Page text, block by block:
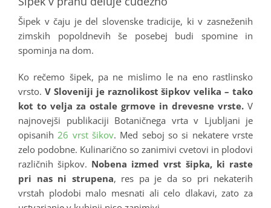
Šipek v čaju je del slovenske tradicije, ki v zasneženih
zimskih popoldnevih še posebej budi spomine in
spominja na dom.
Ko rečemo šipek, pa ne mislimo le na eno rastlinsko
vrsto. V Sloveniji je raznolikost šipkov velika – tako
kot to velja za ostale grmove in drevesne vrste. V
najnovejši publikaciji Botaničnega vrta v Ljubljani je
opisanih26 vrst šikov. Med seboj so si nekatere vrste
zelo podobne. Kulinarično so zanimivi cvetovi in plodovi
različnih šipkov. Nobena izmed vrst šipka, ki raste
pri nas ni strupena, res pa je da so pri nekaterih
vrstah plodobi malo mesnati ali celo dlakavi, zato za